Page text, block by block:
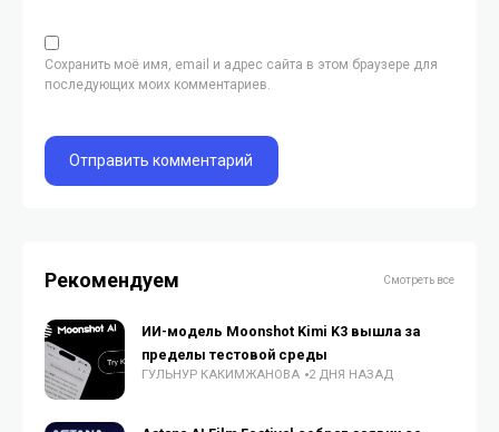
Сохранить моё имя, email и адрес сайта в этом браузере для
последующих моих комментариев.
Рекомендуем Смотреть все
ИИ-модель Moonshot Kimi K3 вышла за
пределы тестовой среды
ГУЛЬНУР КАКИМЖАНОВА 2 ДНЯ НАЗАД